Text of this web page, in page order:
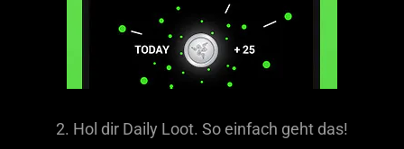
2. Hol dir Daily Loot. So einfach geht das!